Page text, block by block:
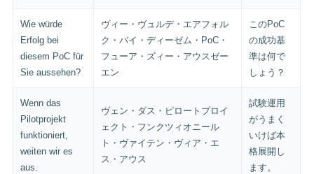
Wie würde
Erfolg bei
diesem PoC für
Sie aussehen?
ヴィー・ヴュルデ・エアフォル
ク・バイ・ディーゼム・PoC・
フューア・ズィー・アウスゼー
エン
このPoC
の成功基
準は何で
しょう？
Wenn das
Pilotprojekt
funktioniert,
weiten wir es
aus.
ヴェン・ダス・ピロートプロイ
ェクト・フンクツィオニール
ト・ヴァイテン・ヴィア・エ
ス・アウス
試験運用
がうまく
いけば本
格展開し
ます。